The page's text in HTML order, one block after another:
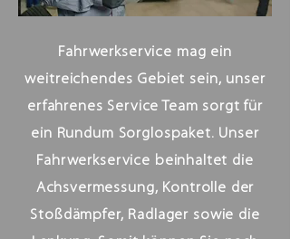
Fahrwerkservice mag ein
weitreichendes Gebiet sein, unser
erfahrenes Service Team sorgt für
ein Rundum Sorglospaket. Unser
Fahrwerkservice beinhaltet die
Achsvermessung, Kontrolle der
Stoßdämpfer, Radlager sowie die